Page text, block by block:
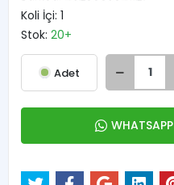
Koli İçi: 1
Stok: 20+
Adet